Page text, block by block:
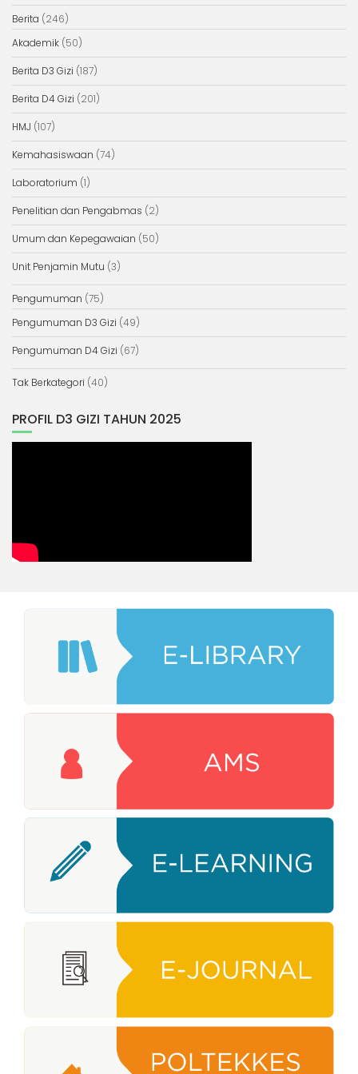
Berita (246)
Akademik (50)
Berita D3 Gizi (187)
Berita D4 Gizi (201)
HMJ (107)
Kemahasiswaan (74)
Laboratorium (1)
Penelitian dan Pengabmas (2)
Umum dan Kepegawaian (50)
Unit Penjamin Mutu (3)
Pengumuman (75)
Pengumuman D3 Gizi (49)
Pengumuman D4 Gizi (67)
Tak Berkategori (40)
PROFIL D3 GIZI TAHUN 2025